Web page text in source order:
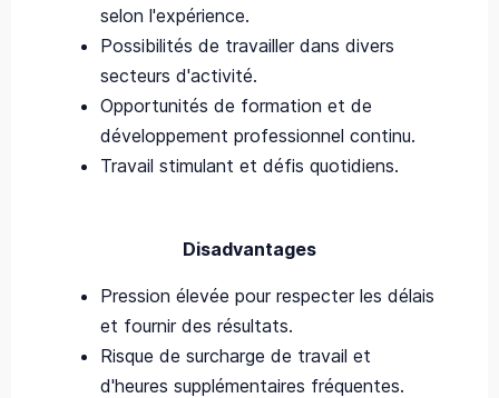
selon l'expérience.
Possibilités de travailler dans divers
secteurs d'activité.
Opportunités de formation et de
développement professionnel continu.
Travail stimulant et défis quotidiens.
Disadvantages
Pression élevée pour respecter les délais
et fournir des résultats.
Risque de surcharge de travail et
d'heures supplémentaires fréquentes.